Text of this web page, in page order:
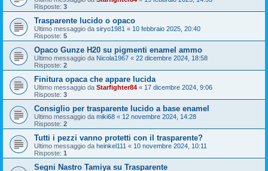
Risposte: 3
Trasparente lucido o opaco
Ultimo messaggio da siryo1981 « 10 febbraio 2025, 20:40
Risposte: 5
Opaco Gunze H20 su pigmenti enamel ammo
Ultimo messaggio da Nicola1967 « 22 dicembre 2024, 18:58
Risposte: 2
Finitura opaca che appare lucida
Ultimo messaggio da Starfighter84 « 17 dicembre 2024, 9:06
Risposte: 3
Consiglio per trasparente lucido a base enamel
Ultimo messaggio da miki68 « 12 novembre 2024, 14:28
Risposte: 2
Tutti i pezzi vanno protetti con il trasparente?
Ultimo messaggio da heinkel111 « 10 novembre 2024, 10:11
Risposte: 1
Segni Nastro Tamiya su Trasparente